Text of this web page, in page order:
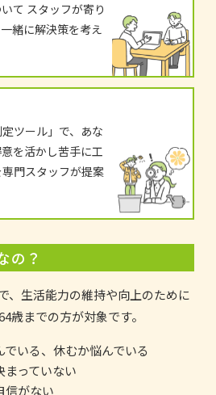
て スタッフが寄り
緒に解決策を考え
ツール」で、あな
を活かし苦手に工
門スタッフが提案
の？
、生活能力の維持や向上のために
歳までの方が対象です。
いる、休むか悩んでいる
っていない
信がない